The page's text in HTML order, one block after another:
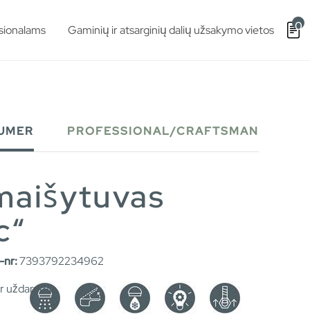
Gaminių ir atsarginių dalių užsakymo vietos 0
PROFESSIONAL/CRAFTSMAN
nr:7393792234962
uždarymo